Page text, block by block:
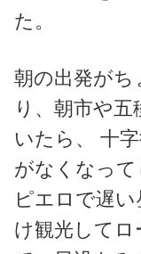
た。
朝の出発が
り、朝市や
いたら、 十
がなくなっ
ピエロで遅
け観光してロ